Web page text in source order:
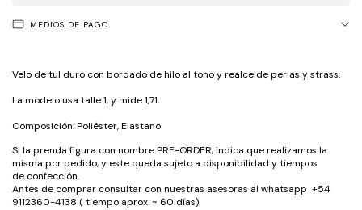
MEDIOS DE PAGO
Velo de tul duro con bordado de hilo al tono y realce de perlas y strass.
La modelo usa talle 1, y mide 1,71.
Composición: Poliéster, Elastano
Si la prenda figura con nombre PRE-ORDER, indica que realizamos la
misma por pedido, y este queda sujeto a disponibilidad y tiempos
de confección.
Antes de comprar consultar con nuestras asesoras al whatsapp +54
9112360-4138 ( tiempo aprox. ~ 60 días).